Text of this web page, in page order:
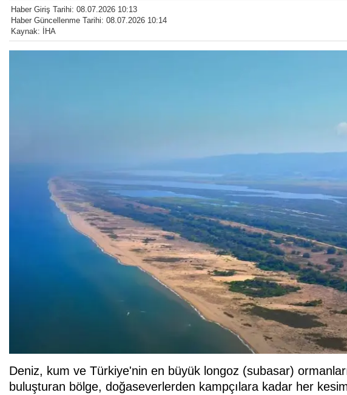
Haber Giriş Tarihi: 08.07.2026 10:13
Haber Güncellenme Tarihi: 08.07.2026 10:14
Kaynak: İHA
Deniz, kum ve Türkiye'nin en büyük longoz (subasar)
buluşturan bölge, doğaseverlerden kampçılara kadar her